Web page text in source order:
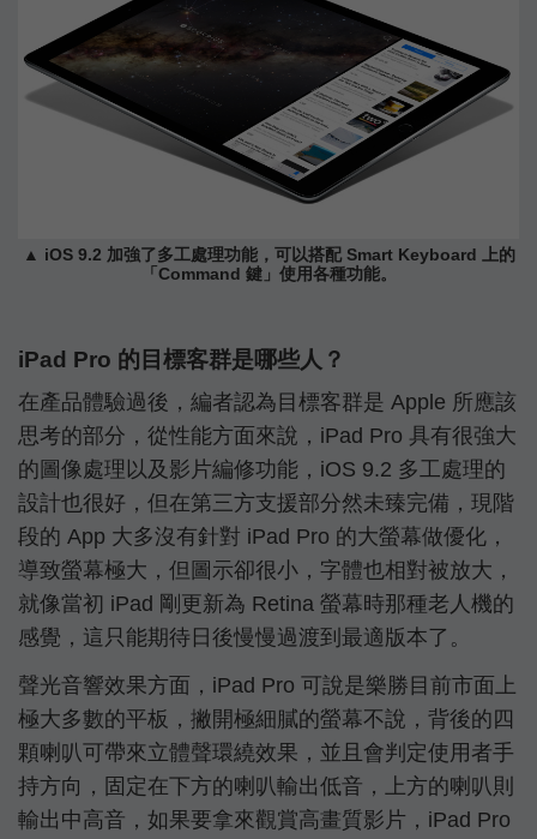
▲ iOS 9.2 加強了多工處理功能，可以搭配 Smart Keyboard 上的
「Command 鍵」使用各種功能。
iPad Pro 的目標客群是哪些人？
在產品體驗過後，編者認為目標客群是 Apple 所應該
思考的部分，從性能方面來說，iPad Pro 具有很強大
的圖像處理以及影片編修功能，iOS 9.2 多工處理的
設計也很好，但在第三方支援部分然未臻完備，現階
段的 App 大多沒有針對 iPad Pro 的大螢幕做優化，
導致螢幕極大，但圖示卻很小，字體也相對被放大，
就像當初 iPad 剛更新為 Retina 螢幕時那種老人機的
感覺，這只能期待日後慢慢過渡到最適版本了。
聲光音響效果方面，iPad Pro 可說是樂勝目前市面上
極大多數的平板，撇開極細膩的螢幕不說，背後的四
顆喇叭可帶來立體聲環繞效果，並且會判定使用者手
持方向，固定在下方的喇叭輸出低音，上方的喇叭則
輸出中高音，如果要拿來觀賞高畫質影片，iPad Pro